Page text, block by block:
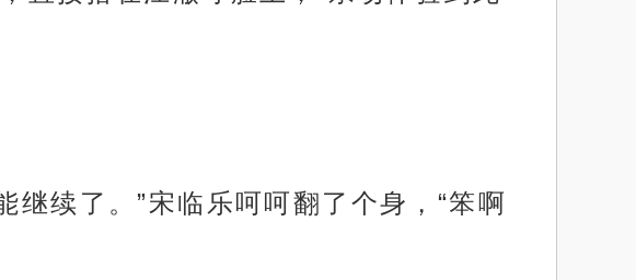
续了。”宋临乐呵呵翻了个身，“笨啊